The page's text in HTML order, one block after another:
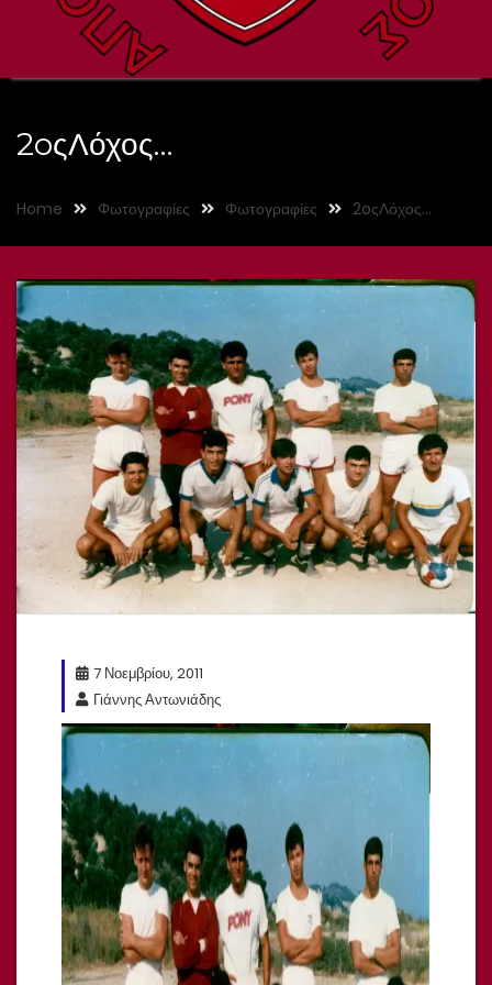
2oςΛόχος…
Home Φωτογραφίες Φωτογραφίες 2oςΛόχος…
7 Νοεμβρίου, 2011
Γιάννης Αντωνιάδης